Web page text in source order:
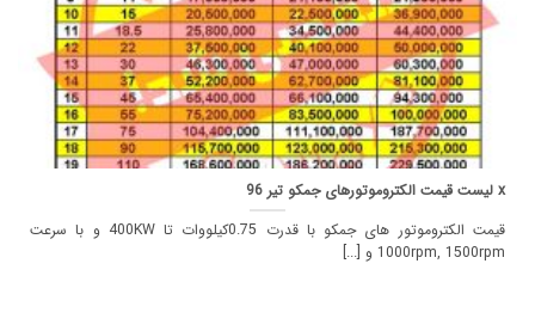
x لیست قیمت الکتروموتورهای جمکو تیر 96
قیمت الکتروموتور های جمکو با قدرت 0.75کیلووات تا 400KW و با سرعت
1000rpm, 1500rpm و [...]